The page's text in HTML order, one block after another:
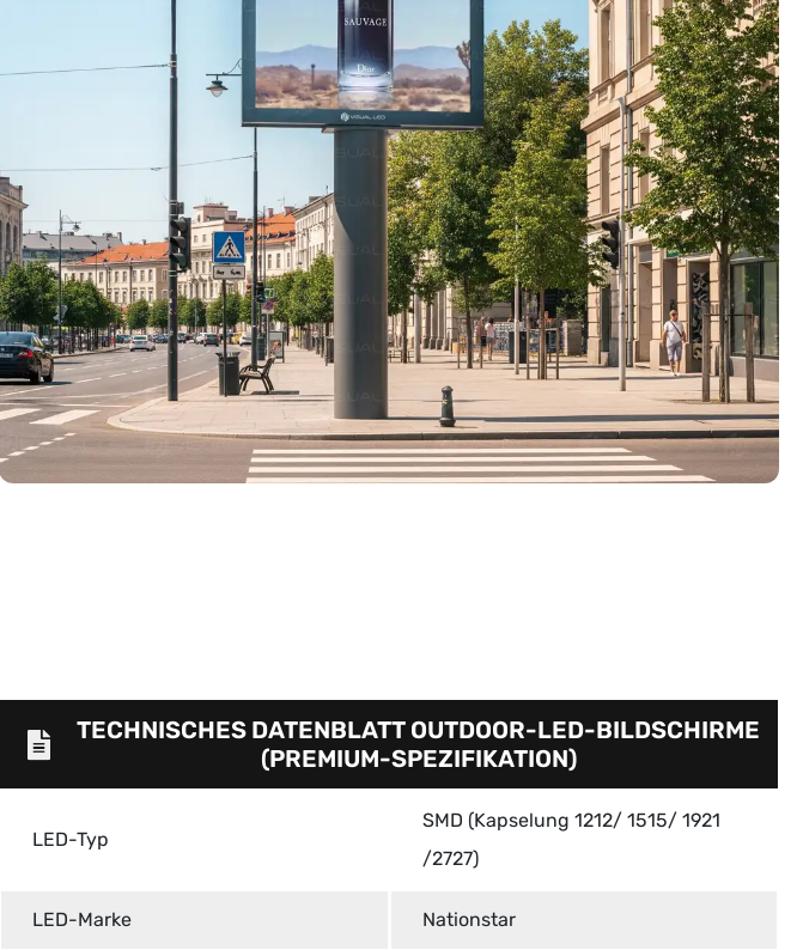
TECHNISCHES DATENBLATT OUTDOOR-LED-BILDSCHIRME
(PREMIUM-SPEZIFIKATION)
LED-Typ
SMD (Kapselung 1212/ 1515/ 1921
/2727)
LED-Marke Nationstar